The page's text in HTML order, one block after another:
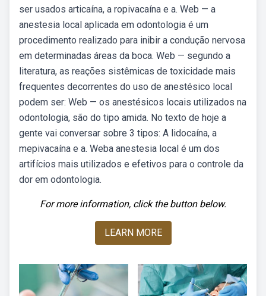
ser usados articaína, a ropivacaína e a. Web — a
anestesia local aplicada em odontologia é um
procedimento realizado para inibir a condução nervosa
em determinadas áreas da boca. Web — segundo a
literatura, as reações sistêmicas de toxicidade mais
frequentes decorrentes do uso de anestésico local
podem ser: Web — os anestésicos locais utilizados na
odontologia, são do tipo amida. No texto de hoje a
gente vai conversar sobre 3 tipos: A lidocaína, a
mepivacaína e a. Weba anestesia local é um dos
artifícios mais utilizados e efetivos para o controle da
dor em odontologia.
For more information, click the button below.
LEARN MORE